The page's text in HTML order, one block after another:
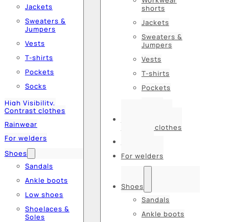
Jackets
Sweaters &
Jumpers
Vests
T-shirts
Pockets
Socks
High Visibility,
Contrast clothes
Rainwear
For welders
Shoes
Sandals
Ankle boots
Low shoes
Shoelaces &
Soles
shorts
Jackets
Sweaters &
Jumpers
Vests
T-shirts
Pockets
Contrast clothes
For welders
Shoes
Sandals
Ankle boots